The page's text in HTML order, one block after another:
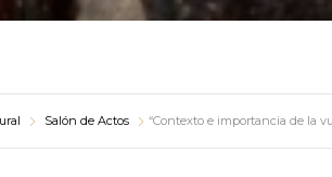
Salón de Actos “Contexto e importancia de la